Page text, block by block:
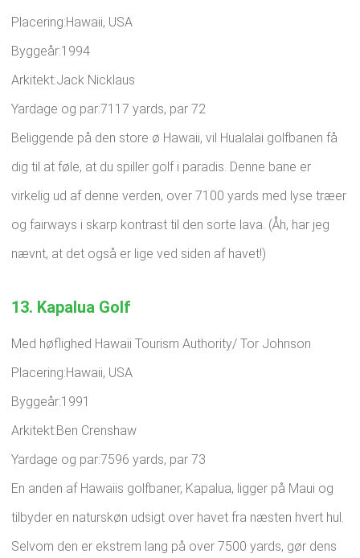
Placering:Hawaii, USA
Byggeår:1994
Arkitekt:Jack Nicklaus
Yardage og par:7117 yards, par 72
Beliggende på den store ø Hawaii, vil Hualalai golfbanen få
dig til at føle, at du spiller golf i paradis. Denne bane er
virkelig ud af denne verden, over 7100 yards med lyse træer
og fairways i skarp kontrast til den sorte lava. (Åh, har jeg
nævnt, at det også er lige ved siden af ​​havet!)
13. Kapalua Golf
Med høflighed Hawaii Tourism Authority/ Tor Johnson
Placering:Hawaii, USA
Byggeår:1991
Arkitekt:Ben Crenshaw
Yardage og par:7596 yards, par 73
En anden af ​​Hawaiis golfbaner, Kapalua, ligger på Maui og
tilbyder en naturskøn udsigt over havet fra næsten hvert hul.
Selvom den er ekstrem lang på over 7500 yards, gør dens